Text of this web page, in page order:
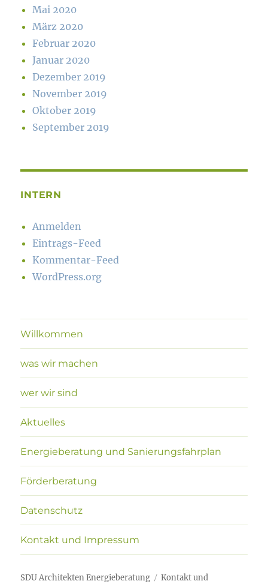
Mai 2020
März 2020
Februar 2020
Januar 2020
Dezember 2019
November 2019
Oktober 2019
September 2019
INTERN
Anmelden
Eintrags-Feed
Kommentar-Feed
WordPress.org
Willkommen
was wir machen
wer wir sind
Aktuelles
Energieberatung und Sanierungsfahrplan
Förderberatung
Datenschutz
Kontakt und Impressum
SDU Architekten Energieberatung Kontakt und